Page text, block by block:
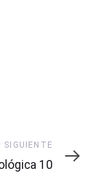
SIGUIENTE
10